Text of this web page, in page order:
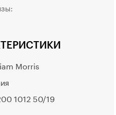
Morris
1012 50/19